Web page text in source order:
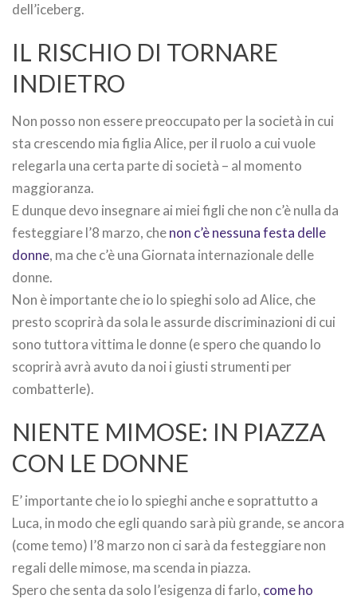
dell’iceberg.
IL RISCHIO DI TORNARE
INDIETRO
Non posso non essere preoccupato per la società in cui
sta crescendo mia figlia Alice, per il ruolo a cui vuole
relegarla una certa parte di società – al momento
maggioranza.
E dunque devo insegnare ai miei figli che non c’è nulla da
festeggiare l’8 marzo, chenon c’è nessuna festa delle
donne, ma che c’è una Giornata internazionale delle
donne.
Non è importante che io lo spieghi solo ad Alice, che
presto scoprirà da sola le assurde discriminazioni di cui
sono tuttora vittima le donne (e spero che quando lo
scoprirà avrà avuto da noi i giusti strumenti per
combatterle).
NIENTE MIMOSE: IN PIAZZA
CON LE DONNE
E’ importante che io lo spieghi anche e soprattutto a
Luca, in modo che egli quando sarà più grande, se ancora
(come temo) l’8 marzo non ci sarà da festeggiare non
regali delle mimose, ma scenda in piazza.
Spero che senta da solo l’esigenza di farlo, come ho